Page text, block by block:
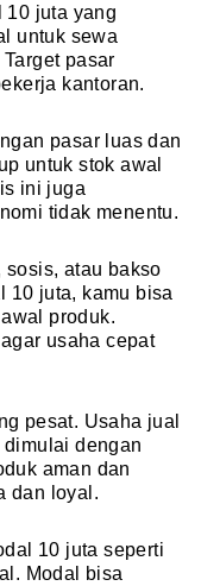
10 juta yang
untuk sewa
pasar
kantoran.
pasar luas dan
untuk stok awal
ini juga
tidak menentu.
sosis, atau bakso
10 juta, kamu bisa
produk.
usaha cepat
pesat. Usaha jual
dengan
aman dan
dan loyal.
10 juta seperti
Modal bisa